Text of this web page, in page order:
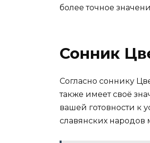
более точное
Сонник
Согласно соннику
также имеет своё
вашей готовности
славянских народов